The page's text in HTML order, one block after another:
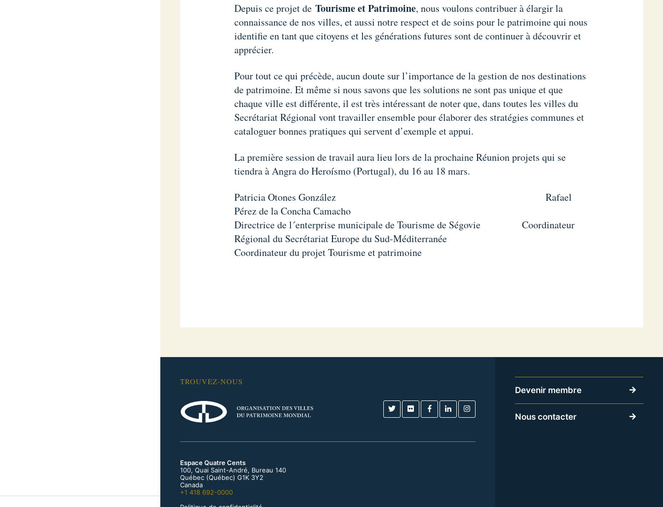
Depuis ce projet de Tourisme et Patrimoine, nous voulons contribuer à élargir la
connaissance de nos villes, et aussi notre respect et de soins pour le patrimoine qui nous
identifie en tant que citoyens et les générations futures sont de continuer à découvrir et
apprécier.
Pour tout ce qui précède, aucun doute sur l’importance de la gestion de nos destinations
de patrimoine. Et même si nous savons que les solutions ne sont pas unique et que
chaque ville est différente, il est très intéressant de noter que, dans toutes les villes du
Secrétariat Régional vont travailler ensemble pour élaborer des stratégies communes et
cataloguer bonnes pratiques qui servent d’exemple et appui.
La première session de travail aura lieu lors de la prochaine Réunion projets qui se
tiendra à Angra do Heroísmo (Portugal), du 16 au 18 mars.
Patricia Otones González Rafael
Pérez de la Concha Camacho
Directrice de l´enterprise municipale de Tourisme de Ségovie Coordinateur
Régional du Secrétariat Europe du Sud-Méditerranée
Coordinateur du projet Tourisme et patrimoine
TROUVEZ-NOUS
Espace Quatre Cents
100, Quai Saint-André, Bureau 140
Québec (Québec) G1K 3Y2
Canada
+1 418 692-0000
Devenir membre
Nous contacter